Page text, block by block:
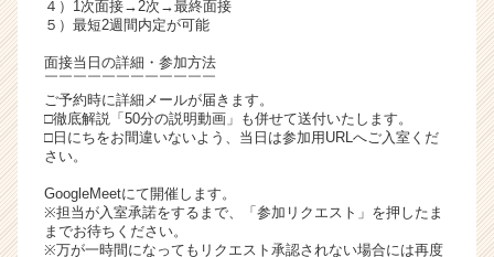
h
e
C
a
e
４）1次面接→2次→最終面接
５）最短2週間内定が可能
面接当日の詳細・参加方法
￣￣￣￣￣￣￣￣￣￣￣￣
ご予約時に詳細メールが届きます。
□徹底解説「50分の説明動画」も併せて送付いたします。
□日にちをお間違いないよう、当日は参加用URLへご入室くだ
さい。
GoogleMeetにて開催します。
※担当が入室承諾をするまで、「参加リクエスト」を押したま
までお待ちください。
※万が一時間になってもリクエスト承認されない場合には再度